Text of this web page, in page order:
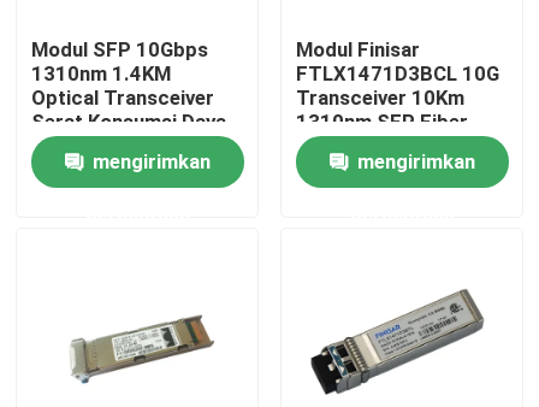
Hubungi kami
Berita
Modul optik 400G/800G
Modul SFP 10Gbps
1310nm 1.4KM
Optical Transceiver
Serat Konsumsi Daya
Rendah
mengirimkan
Modul Finisar
FTLX1471D3BCL 10G
Transceiver 10Km
1310nm SFP Fiber
mengirimkan